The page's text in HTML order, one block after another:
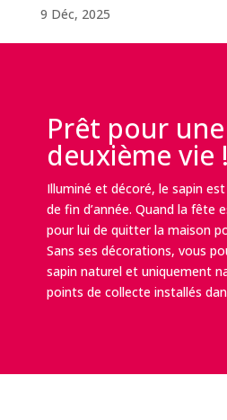
9 Déc, 2025
Prêt pour une
deuxième vie !
Illuminé et décoré, le sapin
de fin d’année. Quand la fête
pour lui de quitter la maison
Sans ses décorations, vous
sapin naturel et uniquement
points de collecte installés